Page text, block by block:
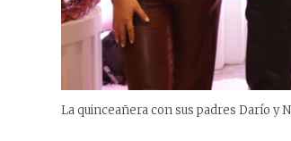
La quinceañera con sus padres Darío y